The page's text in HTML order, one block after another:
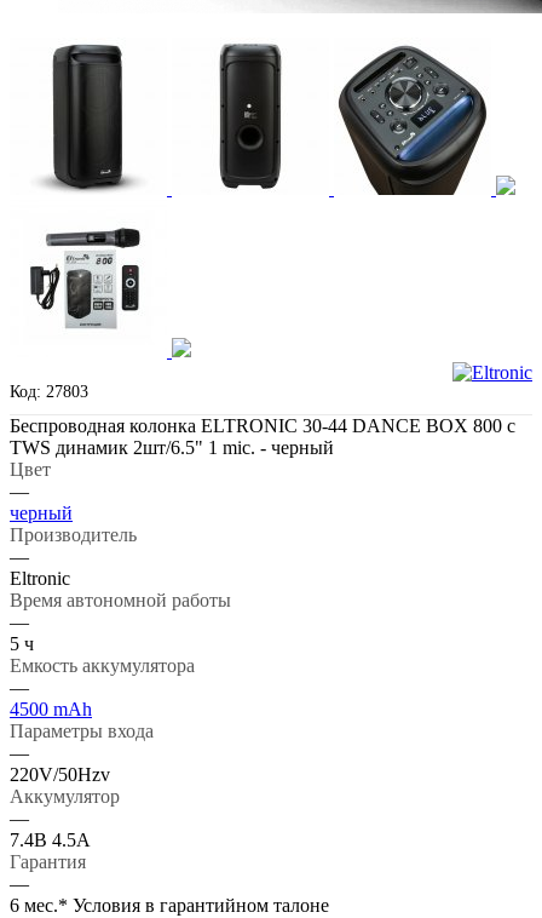
Код: 27803
Беспроводная колонка ELTRONIC 30-44 DANCE BOX 800 с
TWS динамик 2шт/6.5" 1 mic. - черный
Цвет
—
черный
Производитель
—
Eltronic
Время автономной работы
—
5 ч
Емкость аккумулятора
—
4500 mAh
Параметры входа
—
220V/50Hzv
Аккумулятор
—
7.4В 4.5А
Гарантия
—
6 мес.* Условия в гарантийном талоне